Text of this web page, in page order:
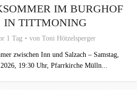
IM BURGHOF
IN TITTMONING
1 Tag von Toni Hötzelsperger
zwischen Inn und Salzach – Samstag,
19:30 Uhr, Pfarrkirche Mülln...